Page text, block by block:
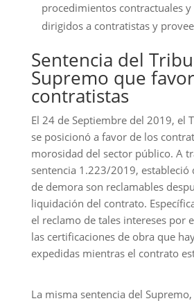
procedimientos contractuales
dirigidos a contratistas y
Sentencia del
Supremo que
contratistas
El 24 de Septiembre del 2019, el
se posicionó a favor de los
morosidad del sector público. A
sentencia 1.223/2019, estableció
de demora son reclamables
liquidación del contrato.
el reclamo de tales intereses por
las certificaciones de obra que
expedidas mientras el contrato
La misma sentencia del